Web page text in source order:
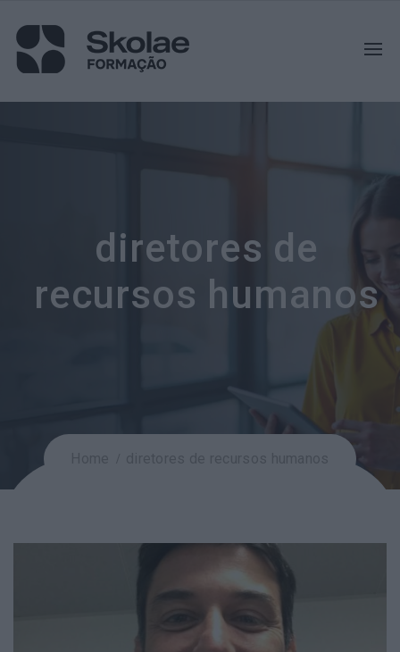
diretores de
recursos humanos